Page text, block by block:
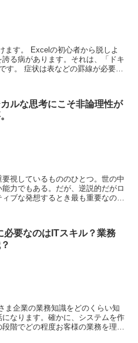
ます。 Excelの初心者から脱しよ
る病があります。それは、「ドキ
す。 症状は表などの罫線が必要な
カルな思考にこそ非論理性が
視しているもののひとつ。世の中
力でもある。だが、逆説的だがロ
ブな発想するとき最も重要なのは
必要なのはITスキル？業務
ま企業の業務知識をどのくらい知
なります。確かに、システムを作
階でどの程度お客様の業務を理解